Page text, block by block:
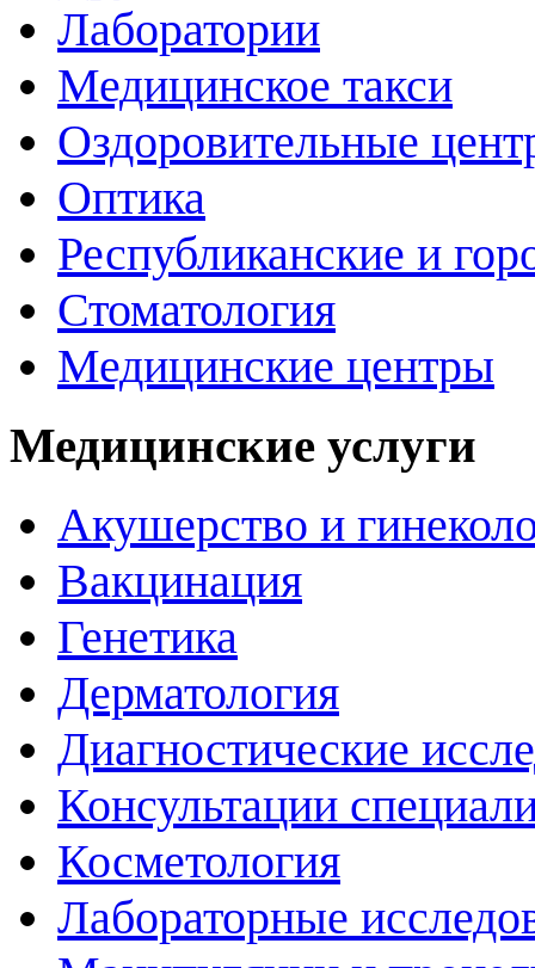
Лаборатории
Медицинское такси
Оздоровительные
Оптика
Республиканские и
Стоматология
Медицинские центры
Медицинские услуги
Акушерство и
Вакцинация
Генетика
Дерматология
Диагностические
Консультации
Косметология
Лабораторные